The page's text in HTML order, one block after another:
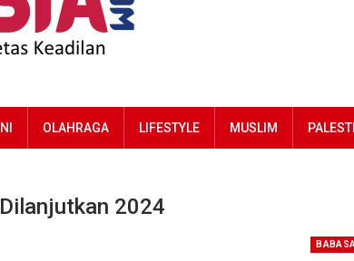
OLAHRAGA LIFESTYLE MUSLIM
2024